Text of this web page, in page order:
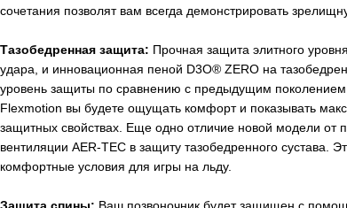
сочетания позволят вам всегда демонстрировать
Тазобедренная защита: Прочная защита элитного
удара, и инновационная пеной D3O® ZERO на
уровень защиты по сравнению с предыдущим
Flexmotion вы будете ощущать комфорт и показывать
защитных свойствах. Еще одно отличие новой модели от
вентиляции AER-TEC в защиту тазобедренного сустава.
комфортные условия для игры на льду.